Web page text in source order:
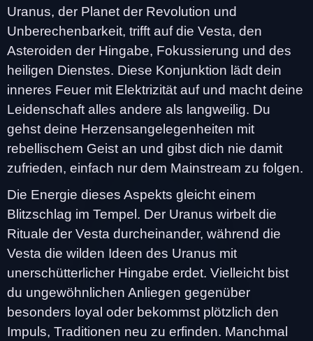
Uranus, der Planet der Revolution und
Unberechenbarkeit, trifft auf die Vesta, den
Asteroiden der Hingabe, Fokussierung und des
heiligen Dienstes. Diese Konjunktion lädt dein
inneres Feuer mit Elektrizität auf und macht deine
Leidenschaft alles andere als langweilig. Du
gehst deine Herzensangelegenheiten mit
rebellischem Geist an und gibst dich nie damit
zufrieden, einfach nur dem Mainstream zu folgen.
Die Energie dieses Aspekts gleicht einem
Blitzschlag im Tempel. Der Uranus wirbelt die
Rituale der Vesta durcheinander, während die
Vesta die wilden Ideen des Uranus mit
unerschütterlicher Hingabe erdet. Vielleicht bist
du ungewöhnlichen Anliegen gegenüber
besonders loyal oder bekommst plötzlich den
Impuls, Traditionen neu zu erfinden. Manchmal